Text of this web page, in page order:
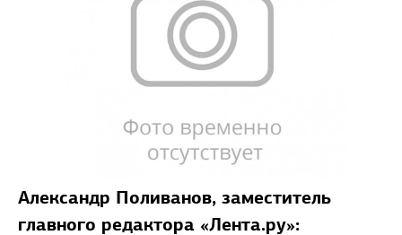
Александр Поливанов, заместитель
главного редактора «Лента.ру»: